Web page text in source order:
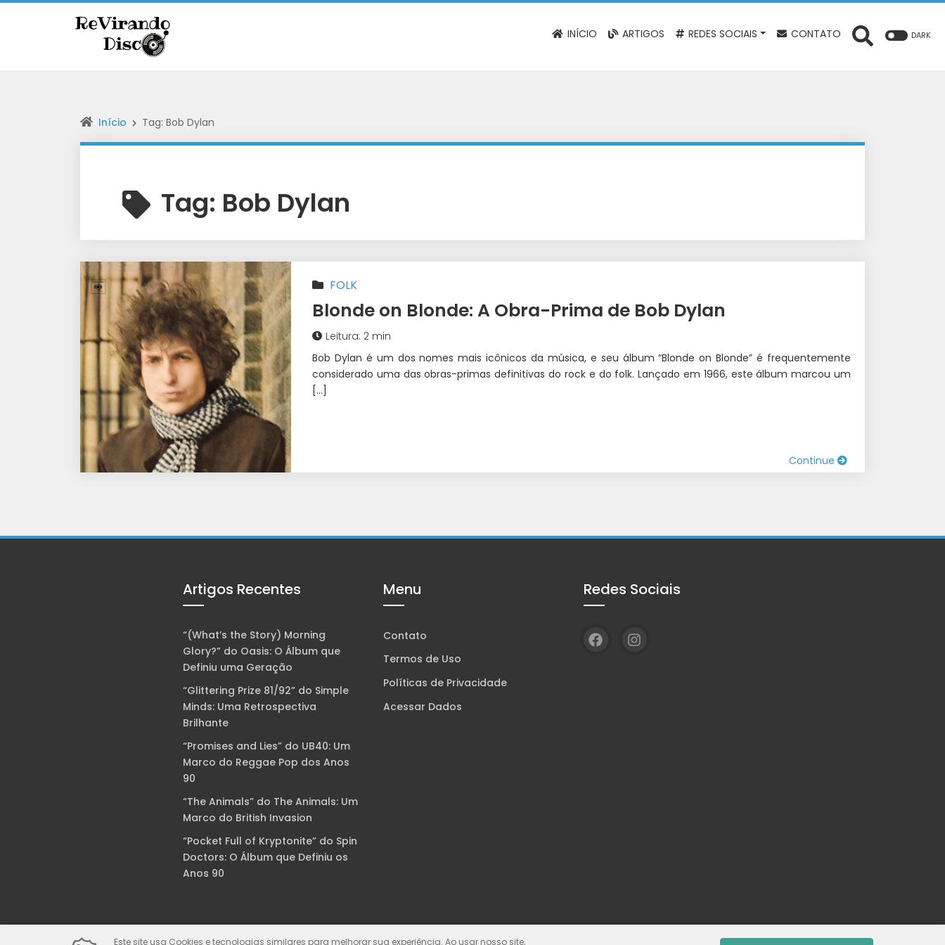
INÍCIO ARTIGOS REDES SOCIAIS CONTATO DARK
Início Tag: Bob Dylan
Tag: Bob Dylan
FOLK
Blonde on Blonde: A Obra-Prima de Bob Dylan
Leitura: 2 min
Bob Dylan é um dos nomes mais icônicos da música, e seu álbum “Blonde on Blonde” é frequentemente
considerado uma das obras-primas definitivas do rock e do folk. Lançado em 1966, este álbum marcou um
[…]
Continue
Artigos Recentes
“(What’s the Story) Morning
Glory?” do Oasis: O Álbum que
Definiu uma Geração
“Glittering Prize 81/92” do Simple
Minds: Uma Retrospectiva
Brilhante
“Promises and Lies” do UB40: Um
Marco do Reggae Pop dos Anos
90
“The Animals” do The Animals: Um
Marco do British Invasion
“Pocket Full of Kryptonite” do Spin
Doctors: O Álbum que Definiu os
Anos 90
Menu
Contato
Termos de Uso
Políticas de Privacidade
Acessar Dados
Redes Sociais
Este site usa Cookies e tecnologias similares para melhorar sua experiência. Ao usar nosso site,